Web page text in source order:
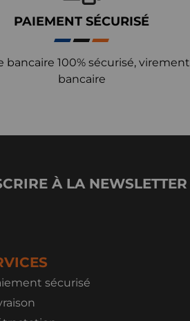
PAIEMENT SÉCURISÉ
bancaire 100% sécurisé, virement
bancaire
À LA NEWSLETTER
sécurisé